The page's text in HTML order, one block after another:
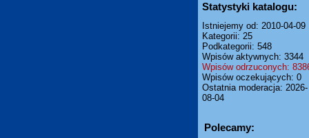
Statystyki katalogu:
Istniejemy od: 2010-04-09
Kategorii: 25
Podkategorii: 548
Wpisów aktywnych: 3344
Wpisów odrzuconych:
Wpisów oczekujących: 0
Ostatnia moderacja: 2026-
08-04
Polecamy: